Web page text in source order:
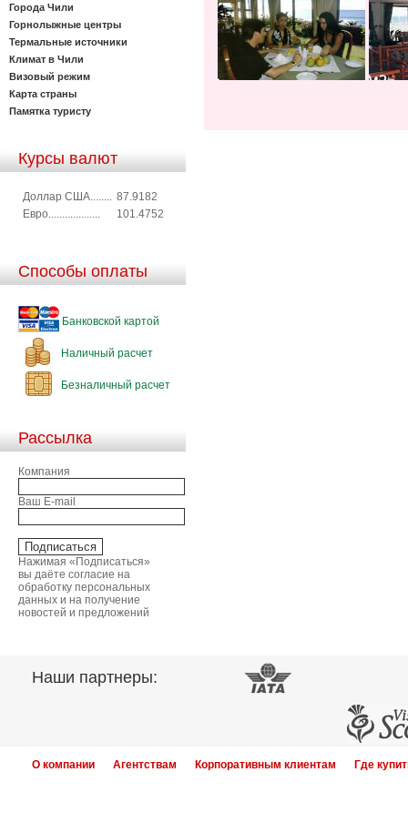
Города Чили
Горнолыжные центры
Термальные источники
Климат в Чили
Визовый режим
Карта страны
Памятка туристу
Курсы валют
Доллар США........ 87.9182
Евро...................
101.4752
Способы оплаты
Банковской картой
Наличный расчет
Безналичный расчет
Рассылка
Компания
Ваш E-mail
Нажимая «Подписаться»
вы даёте согласие на
обработку персональных
данных и на получение
новостей и предложений
Наши партнеры:
О компании Агентствам Корпоративным клиентам Где